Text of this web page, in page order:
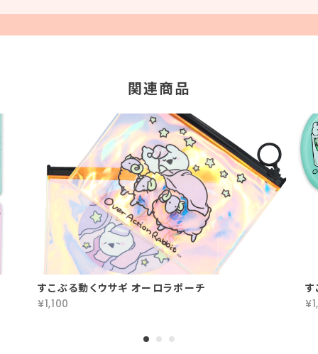
関連商品
すこぶる動くウサギ オーロラポーチ
¥1,100
す